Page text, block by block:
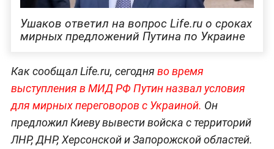
Ушаков ответил на вопрос Life.ru о сроках
мирных предложений Путина по Украине
Как сообщал Life.ru, сегодня во время
выступления в МИД РФ Путин назвал условия
для мирных переговоров с Украиной. Он
предложил Киеву вывести войска с территорий
ЛНР, ДНР, Херсонской и Запорожской областей.